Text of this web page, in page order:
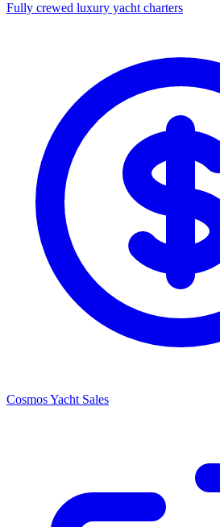
Fully crewed luxury yacht charters
Cosmos Yacht Sales